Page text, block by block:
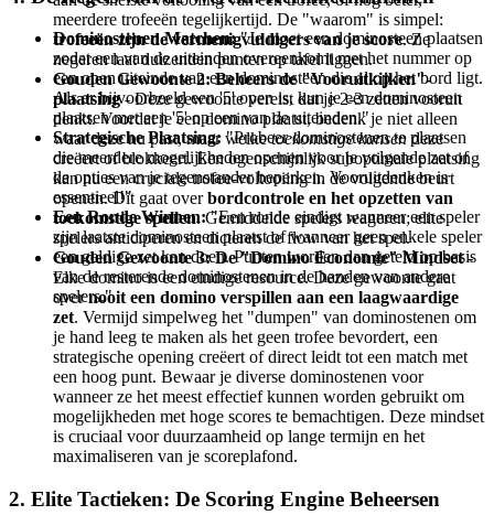
Dominostenen Matchen:"Je moet een dominosteen plaatsen
zodat een van de uiteinden overeenkomt met het nummer op
een open uiteinde van een dominosteen die al op het bord ligt.
Als er bijvoorbeeld een '5' open is, kun je een dominosteen
plaatsen met een '5' op een van de uiteinden."
Strategische Plaatsing:"Probeer dominostenen te plaatsen
die meerdere mogelijkheden openen voor je volgende zet of
de opties van je tegenstander beperken. Vooruitdenken is
essentieel!"
Een Ronde Winnen:"Een ronde eindigt wanneer een speler
zijn laatste dominosteen plaatst of wanneer geen enkele speler
een geldige zet kan doen. Punten worden dan geteld op basis
van de resterende dominostenen in de handen van andere
spelers."
meerdere trofeeën tegelijkertijd. De "waarom" is simpel:
trofeeën zijn de vermenigvuldigers van je score. Ze
negeren laat duizenden punten op tafel liggen.
Gouden Gewoonte 2: Beheers de "Vooruitkijken"-
plaatsing- Deze gewoonte vereist dat je 2-3 zetten vooruit
denkt. Voordat je een domino plaatst, bedenk je niet alleen
waar deze nu past, maar welketoekomstige kansendeze
creëert of blokkeert. Een ogenschijnlijk suboptimale plaatsing
kan nu een cruciale trofee-voltooiing in de volgende beurt
openen. Dit gaat overbordcontrole en het opzetten van
toekomstige spellen. Gemiddelde spelers reageren; elite
spelers anticiperen en dicteren de flow van het spel.
Gouden Gewoonte 3: De "Domino Economie" Mindset-
Elke domino is een eindige resource. Deze gewoonte gaat
overnooit een domino verspillen aan een laagwaardige
zet. Vermijd simpelweg het "dumpen" van dominostenen om
je hand leeg te maken als het geen trofee bevordert, een
strategische opening creëert of direct leidt tot een match met
een hoog punt. Bewaar je diverse dominostenen voor
wanneer ze het meest effectief kunnen worden gebruikt om
mogelijkheden met hoge scores te bemachtigen. Deze mindset
is cruciaal voor duurzaamheid op lange termijn en het
maximaliseren van je scoreplafond.
2. Elite Tactieken: De Scoring Engine Beheersen